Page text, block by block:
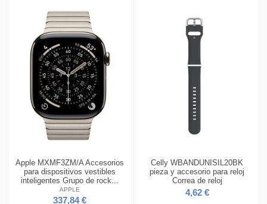
Apple MXMF3ZM/A Accesorios
para dispositivos vestibles
inteligentes Grupo de rock...
APPLE
337,84 €
Celly WBANDUNISIL20BK
pieza y accesorio para reloj
Correa de reloj
4,62 €